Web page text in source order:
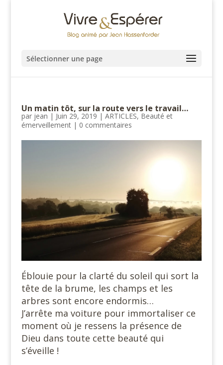
Sélectionner une page
Un matin tôt, sur la route vers le travail…
par jean | Juin 29, 2019 | ARTICLES, Beauté et
émerveillement| 0 commentaires
Éblouie pour la clarté du soleil qui sort la
tête de la brume, les champs et les
arbres sont encore endormis…
J’arrête ma voiture pour immortaliser ce
moment où je ressens la présence de
Dieu dans toute cette beauté qui
s’éveille !